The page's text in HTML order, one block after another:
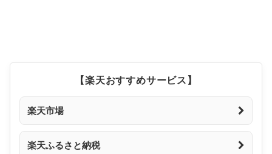
【楽天おすすめサービス】
楽天市場
楽天ふるさと納税